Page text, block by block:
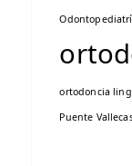
ortodoncia
Puente